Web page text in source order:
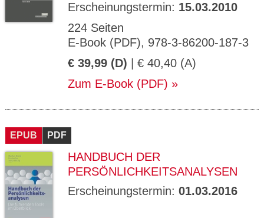
Erscheinungstermin: 15.03.2010
224 Seiten
E-Book (PDF), 978-3-86200-187-3
€ 39,99 (D) | € 40,40 (A)
Zum E-Book (PDF)
EPUB PDF
HANDBUCH DER
PERSÖNLICHKEITSANALYSEN
Erscheinungstermin: 01.03.2016